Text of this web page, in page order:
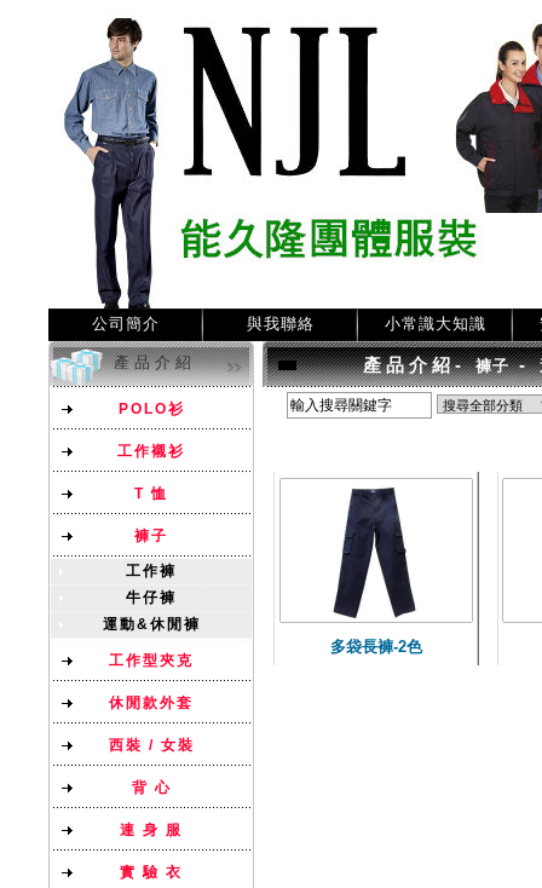
公司簡介 與我聯絡 小常識大知識
產品介紹
POLO衫
工作襯衫
T 恤
褲子
工作褲
牛仔褲
運動&休閒褲
工作型夾克
休閒款外套
西裝 / 女裝
背 心
連 身 服
實 驗 衣
產品介紹- 褲子 -
多袋長褲-2色